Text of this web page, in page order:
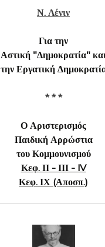
Ν. Λένιν
Για την
Αστική "Δημοκρατία"
την Εργατική
* * *
Ο Αριστερισμός
Παιδική Αρρώστια
του Κομμουνισμού
Κεφ. ΙΙ - ΙΙΙ - IV
Κεφ. ΙΧ (Αποσπ.)